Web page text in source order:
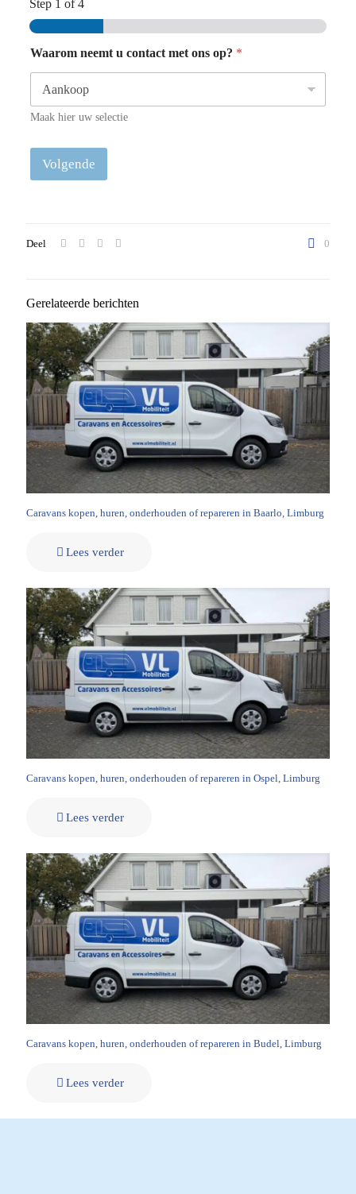
Step 1 of 4
Waarom neemt u contact met ons op? *
Maak hier uw selectie
Volgende
Deel 0
Gerelateerde berichten
Caravans kopen, huren, onderhouden of repareren in Baarlo, Limburg
Lees verder
Caravans kopen, huren, onderhouden of repareren in Ospel, Limburg
Lees verder
Caravans kopen, huren, onderhouden of repareren in Budel, Limburg
Lees verder